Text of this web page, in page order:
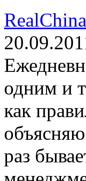
одним и
как
раз